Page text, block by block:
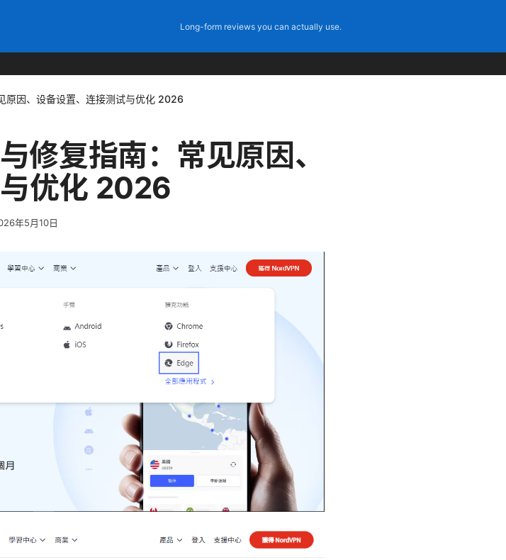
Long-form reviews you can actually use.
原因、设备设置、连接测试与优化 2026
修复指南：常见原因、
优化 2026
年5月10日